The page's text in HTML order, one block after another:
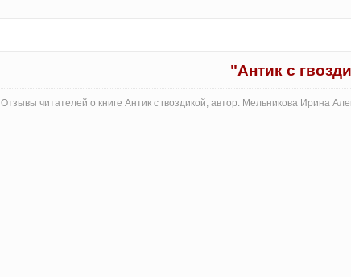
"Антик с
Отзывы читателей о книге Антик с гвоздикой, автор: Мельникова Ирина